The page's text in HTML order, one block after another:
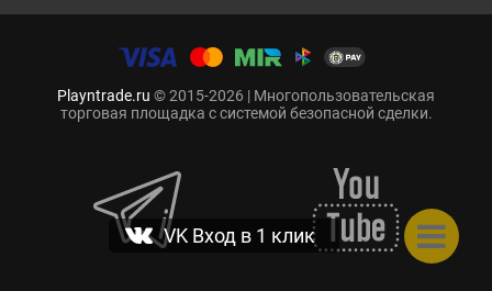
Playntrade.ru © 2015-2026 | Многопользовательская
торговая площадка с системой безопасной сделки.
VK Вход в 1 клик